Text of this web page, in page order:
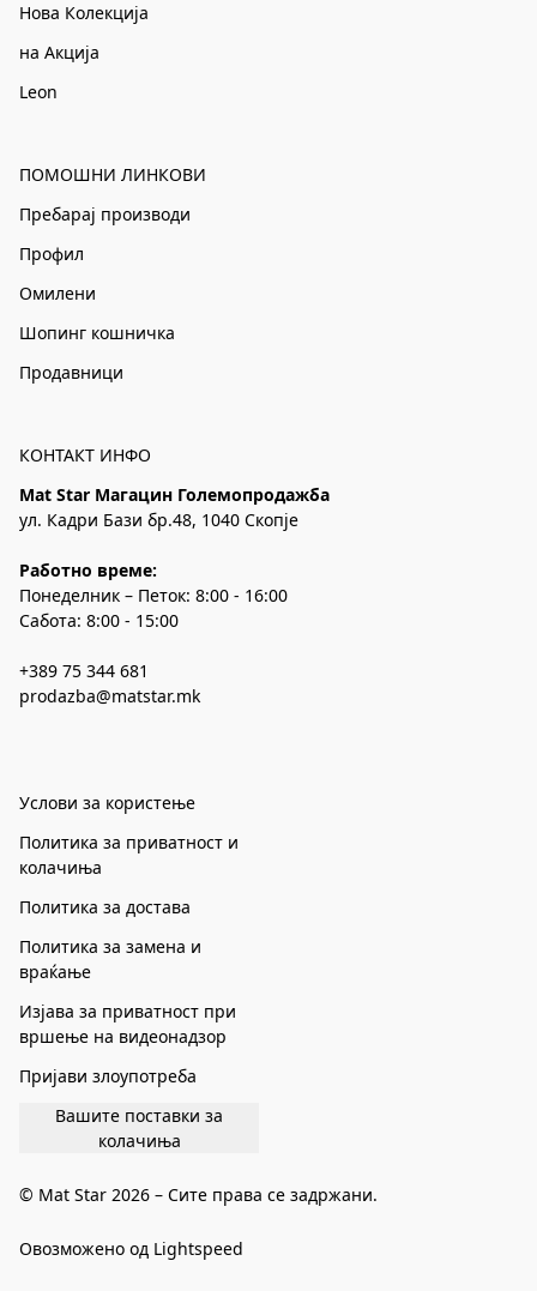
Нова Колекција
на Акција
Leon
ПОМОШНИ ЛИНКОВИ
Пребарај производи
Профил
Омилени
Шопинг кошничка
Продавници
КОНТАКТ ИНФО
Mat Star Магацин Големопродажба
ул. Кадри Бази бр.48, 1040 Скопје
Работно време:
Понеделник – Петок: 8:00 - 16:00
Сабота: 8:00 - 15:00
+389 75 344 681
prodazba@matstar.mk
Услови за користење
Политика за приватност и
колачиња
Политика за достава
Политика за замена и
враќање
Изјава за приватност при
вршење на видеонадзор
Пријави злоупотреба
Вашите поставки за
колачиња
© Mat Star 2026 – Сите права се задржани.
Овозможено од Lightspeed